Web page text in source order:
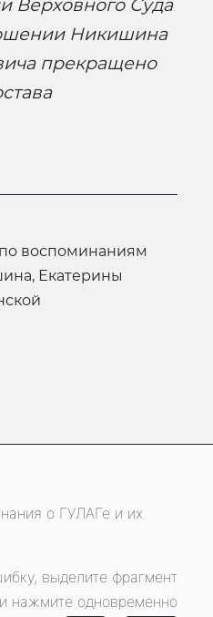
Верховного Суда
Никишина
прекращено
Екатерины
о ГУЛАГе и их
выделите фрагмент
нажмите одновременно